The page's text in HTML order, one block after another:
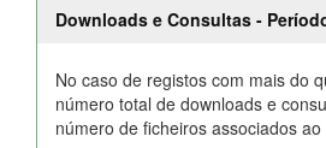
Downloads e Consultas -
No caso de registos com mais do
número total de downloads e
número de ficheiros associados